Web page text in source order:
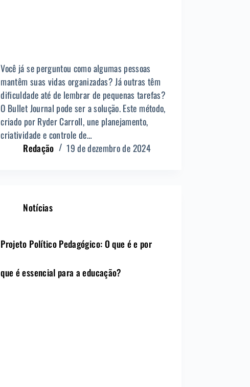
Você já se perguntou como algumas pessoas
mantêm suas vidas organizadas? Já outras têm
dificuldade até de lembrar de pequenas tarefas?
O Bullet Journal pode ser a solução. Este método,
criado por Ryder Carroll, une planejamento,
criatividade e controle de…
Redação
19 de dezembro de 2024
Notícias
Projeto Político Pedagógico: O que é e por
que é essencial para a educação?